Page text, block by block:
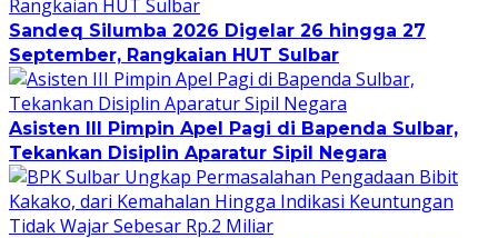
Sandeq Silumba 2026 Digelar 26 hingga 27
September, Rangkaian HUT Sulbar
Asisten III Pimpin Apel Pagi di Bapenda Sulbar,
Tekankan Disiplin Aparatur Sipil Negara